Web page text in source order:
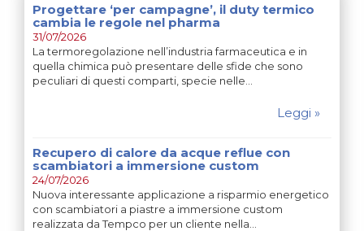
Progettare ‘per campagne’, il duty termico
cambia le regole nel pharma
31/07/2026
La termoregolazione nell’industria farmaceutica e in
quella chimica può presentare delle sfide che sono
peculiari di questi comparti, specie nelle…
Leggi »
Recupero di calore da acque reflue con
scambiatori a immersione custom
24/07/2026
Nuova interessante applicazione a risparmio energetico
con scambiatori a piastre a immersione custom
realizzata da Tempco per un cliente nella…